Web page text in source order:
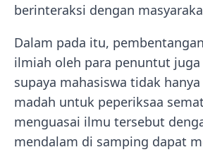
berinteraksi dengan
Dalam pada itu,
ilmiah oleh para penuntut
supaya mahasiswa tidak
madah untuk peperiksaa
menguasai ilmu tersebut
mendalam di samping dapat